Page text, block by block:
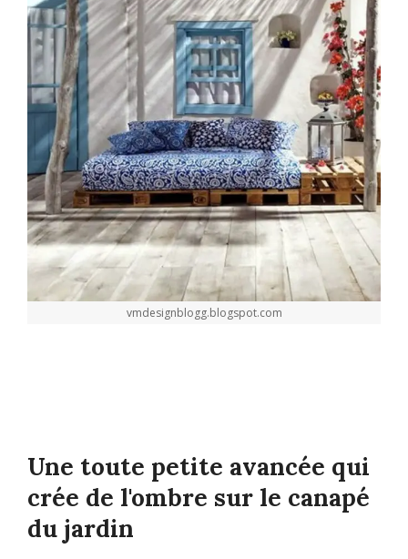
vmdesignblogg.blogspot.com
Une toute petite avancée qui
crée de l'ombre sur le canapé
du jardin